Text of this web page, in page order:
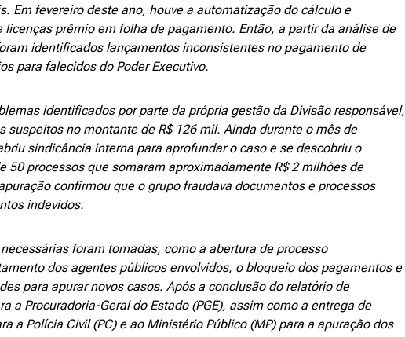
Em fevereiro deste ano, houve a automatização do cálculo e
prêmio em folha de pagamento. Então, a partir da análise de
identificados lançamentos inconsistentes no pagamento de
para falecidos do Poder Executivo.
identificados por parte da própria gestão da Divisão responsável,
suspeitos no montante de R$ 126 mil. Ainda durante o mês de
sindicância interna para aprofundar o caso e se descobriu o
50 processos que somaram aproximadamente R$ 2 milhões de
confirmou que o grupo fraudava documentos e processos
indevidos.
foram tomadas, como a abertura de processo
dos agentes públicos envolvidos, o bloqueio dos pagamentos e
para apurar novos casos. Após a conclusão do relatório de
a Procuradoria-Geral do Estado (PGE), assim como a entrega de
a Polícia Civil (PC) e ao Ministério Público (MP) para a apuração dos